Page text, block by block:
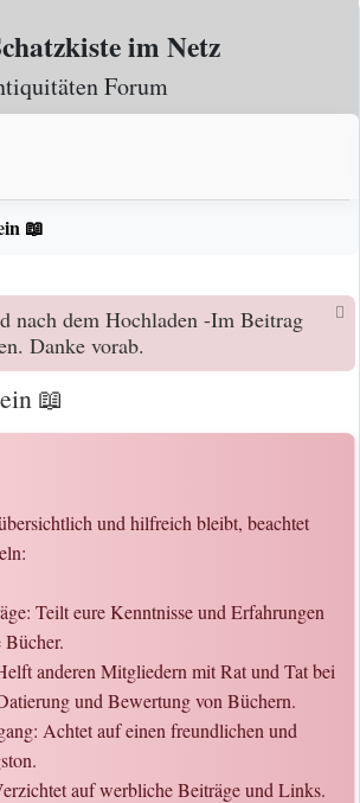
im Netz
Forum
📖
nach dem Hochladen -Im Beitrag
Danke vorab.
📖
und hilfreich bleibt, beachtet
Teilt eure Kenntnisse und Erfahrungen
anderen Mitgliedern mit Rat und Tat bei
und Bewertung von Büchern.
Achtet auf einen freundlichen und
auf werbliche Beiträge und Links.